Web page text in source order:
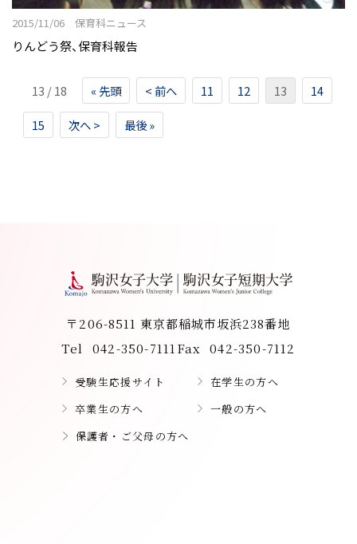
2015/11/06 保育科ニュース
りんどう祭、保育科報告
13 / 18 « 先頭 < 前へ 11 12 13 14
15 次へ > 最後 »
〒206-8511 東京都稲城市坂浜238番地
Tel
042-350-7111 Fax 042-350-7112
受験生応援サイト
在学生の方へ
卒業生の方へ
一般の方へ
保護者・ご父母の方へ